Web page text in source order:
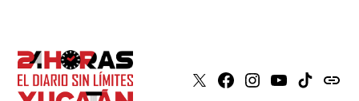
X Faceboook
Instagram
YoutubeTiktokissuu